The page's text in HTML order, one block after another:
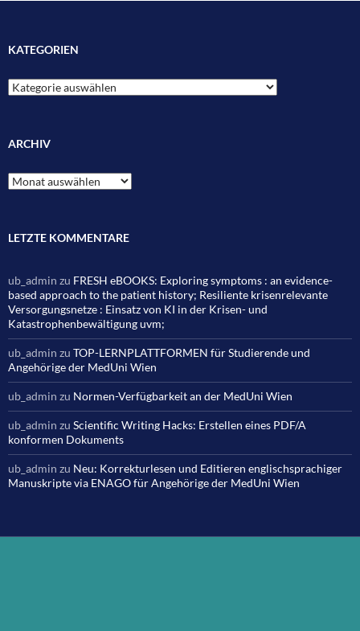
KATEGORIEN
Kategorien
ARCHIV
Archiv
LETZTE KOMMENTARE
ub_admin zu FRESH eBOOKS: Exploring symptoms : an evidence-
based approach to the patient history; Resiliente krisenrelevante
Versorgungsnetze : Einsatz von KI in der Krisen- und
Katastrophenbewältigung uvm;
ub_admin zu TOP-LERNPLATTFORMEN für Studierende und
Angehörige der MedUni Wien
ub_admin zu Normen-Verfügbarkeit an der MedUni Wien
ub_admin zu Scientific Writing Hacks: Erstellen eines PDF/A
konformen Dokuments
ub_admin zu Neu: Korrekturlesen und Editieren englischsprachiger
Manuskripte via ENAGO für Angehörige der MedUni Wien